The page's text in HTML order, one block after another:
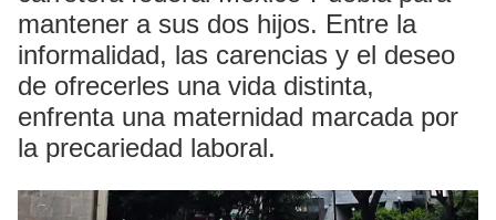
mantener a sus dos hijos. Entre la
informalidad, las carencias y el deseo
de ofrecerles una vida distinta,
enfrenta una maternidad marcada por
la precariedad laboral.